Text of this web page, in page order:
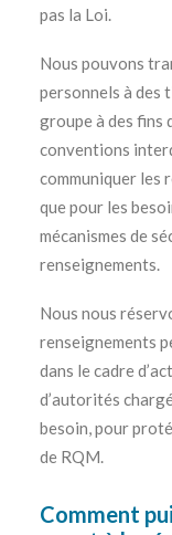
pas la Loi.
Nous pouvons
personnels à des
groupe à des fins
conventions
communiquer les
que pour les
mécanismes de
renseignements.
Nous nous
renseignements
dans le cadre
d’autorités
besoin, pour
de RQM.
Comment